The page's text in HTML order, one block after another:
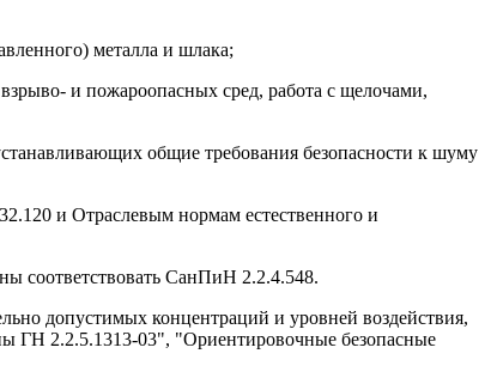
металла и шлака;
и пожароопасных сред, работа с щелочами,
общие требования безопасности к шуму
и Отраслевым нормам естественного и
соответствовать СанПиН 2.2.4.548.
допустимых концентраций и уровней воздействия,
ГН 2.2.5.1313-03", "Ориентировочные безопасные